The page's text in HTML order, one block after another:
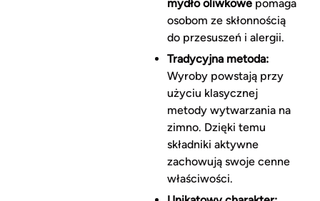
mydło oliwkowepomaga
osobom ze skłonnością
do przesuszeń i alergii.
Tradycyjna metoda:
Wyroby powstają przy
użyciu klasycznej
metody wytwarzania na
zimno. Dzięki temu
składniki aktywne
zachowują swoje cenne
właściwości.